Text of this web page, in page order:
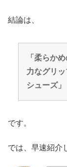
結論は、
「柔らか
力なグリ
シューズ」
です。
では、早速紹介